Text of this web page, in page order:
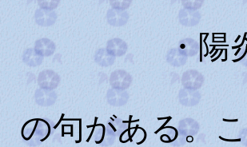
・陽炎
の句がある。